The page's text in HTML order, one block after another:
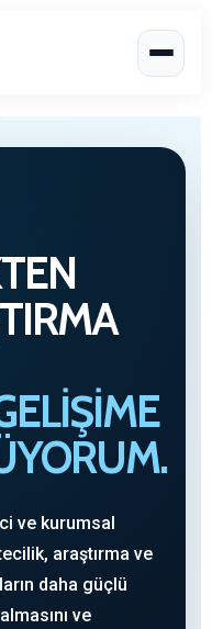
ve kurumsal
araştırma ve
daha güçlü
ve